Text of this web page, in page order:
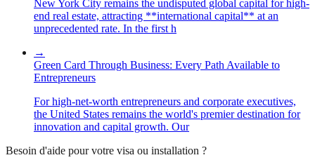
New York City remains the undisputed global capital for high-
end real estate, attracting **international capital** at an
unprecedented rate. In the first h
→
Green Card Through Business: Every Path Available to
Entrepreneurs
For high-net-worth entrepreneurs and corporate executives,
the United States remains the world's premier destination for
innovation and capital growth. Our
Besoin d'aide pour votre visa ou installation ?